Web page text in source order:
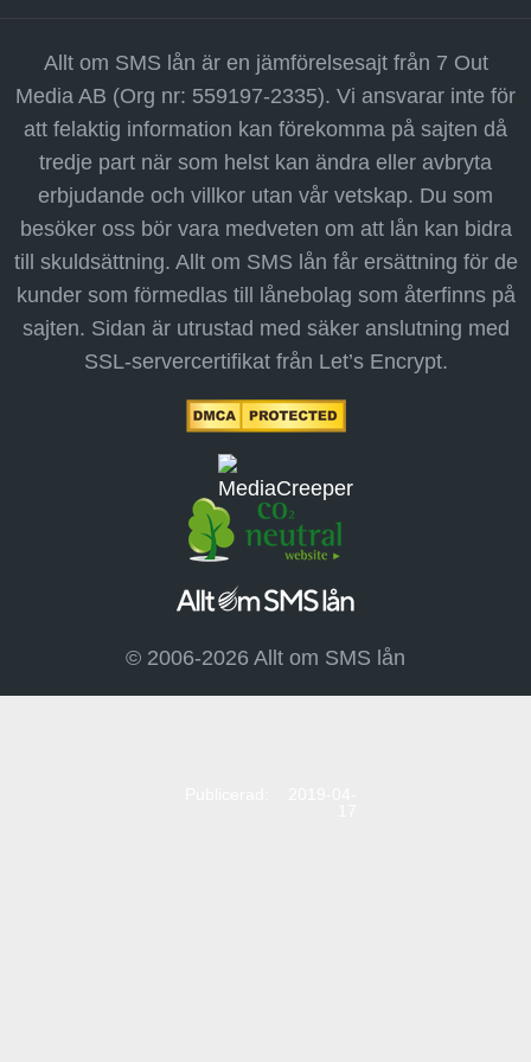
Allt om SMS lån är en jämförelsesajt från 7 Out
Media AB (Org nr: 559197-2335). Vi ansvarar inte för
att felaktig information kan förekomma på sajten då
tredje part när som helst kan ändra eller avbryta
erbjudande och villkor utan vår vetskap. Du som
besöker oss bör vara medveten om att lån kan bidra
till skuldsättning. Allt om SMS lån får ersättning för de
kunder som förmedlas till lånebolag som återfinns på
sajten. Sidan är utrustad med säker anslutning med
SSL-servercertifikat från Let’s Encrypt.
© 2006-2026 Allt om SMS lån